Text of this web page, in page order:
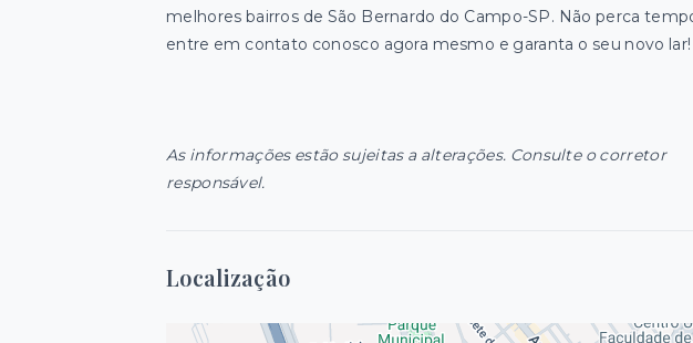
melhores bairros de São Bernardo do Campo-SP. Não perca
entre em contato conosco agora mesmo e garanta o seu novo lar!
As informações estão sujeitas a alterações. Consulte o corretor
responsável.
Localização